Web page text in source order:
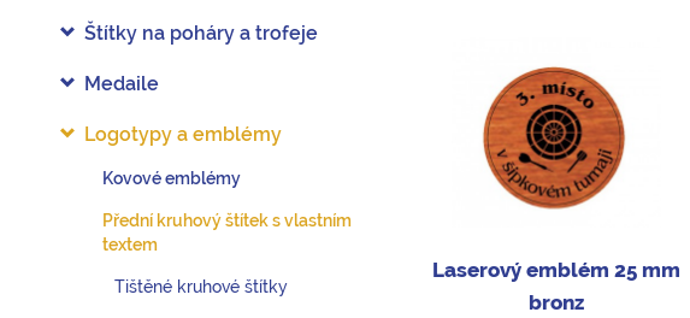
Štítky na poháry a trofeje
Medaile
Logotypy a emblémy
Kovové emblémy
Přední kruhový štítek s vlastním
textem
Tištěné kruhové štítky
Laserový emblém 25 mm
bronz